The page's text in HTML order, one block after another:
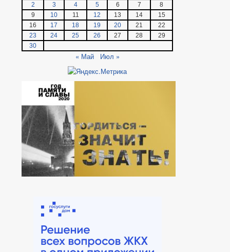
2
3 4 5 6 7
8
9
10 11 12 13 14
15
16
17 18 19 20 21
22
23
24 25 26 27 28
29
30
« Май Июл »